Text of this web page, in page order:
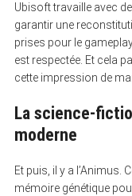
Ubisoft travaille avec
garantir une
prises pour le
est respectée. Et cela
cette impression de
La science-
moderne
Et puis, il y a l’Animus.
mémoire génétique